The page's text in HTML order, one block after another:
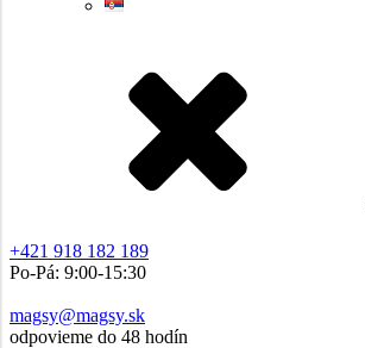
+421 918 182 189
Po-Pá: 9:00-15:30
magsy@magsy.sk
odpovieme do 48 hodín